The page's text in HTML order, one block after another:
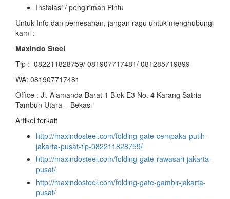
Instalasi / pengiriman Pintu
Untuk Info dan pemesanan, jangan ragu untuk menghubungi
kami :
Maxindo Steel
Tlp : 082211828759/ 081907717481/ 081285719899
WA: 081907717481
Office : Jl. Alamanda Barat 1 Blok E3 No. 4 Karang Satria
Tambun Utara – Bekasi
Artikel terkait
http://maxindosteel.com/folding-gate-cempaka-putih-
jakarta-pusat-tlp-082211828759/
http://maxindosteel.com/folding-gate-rawasari-jakarta-
pusat/
http://maxindosteel.com/folding-gate-gambir-jakarta-
pusat/